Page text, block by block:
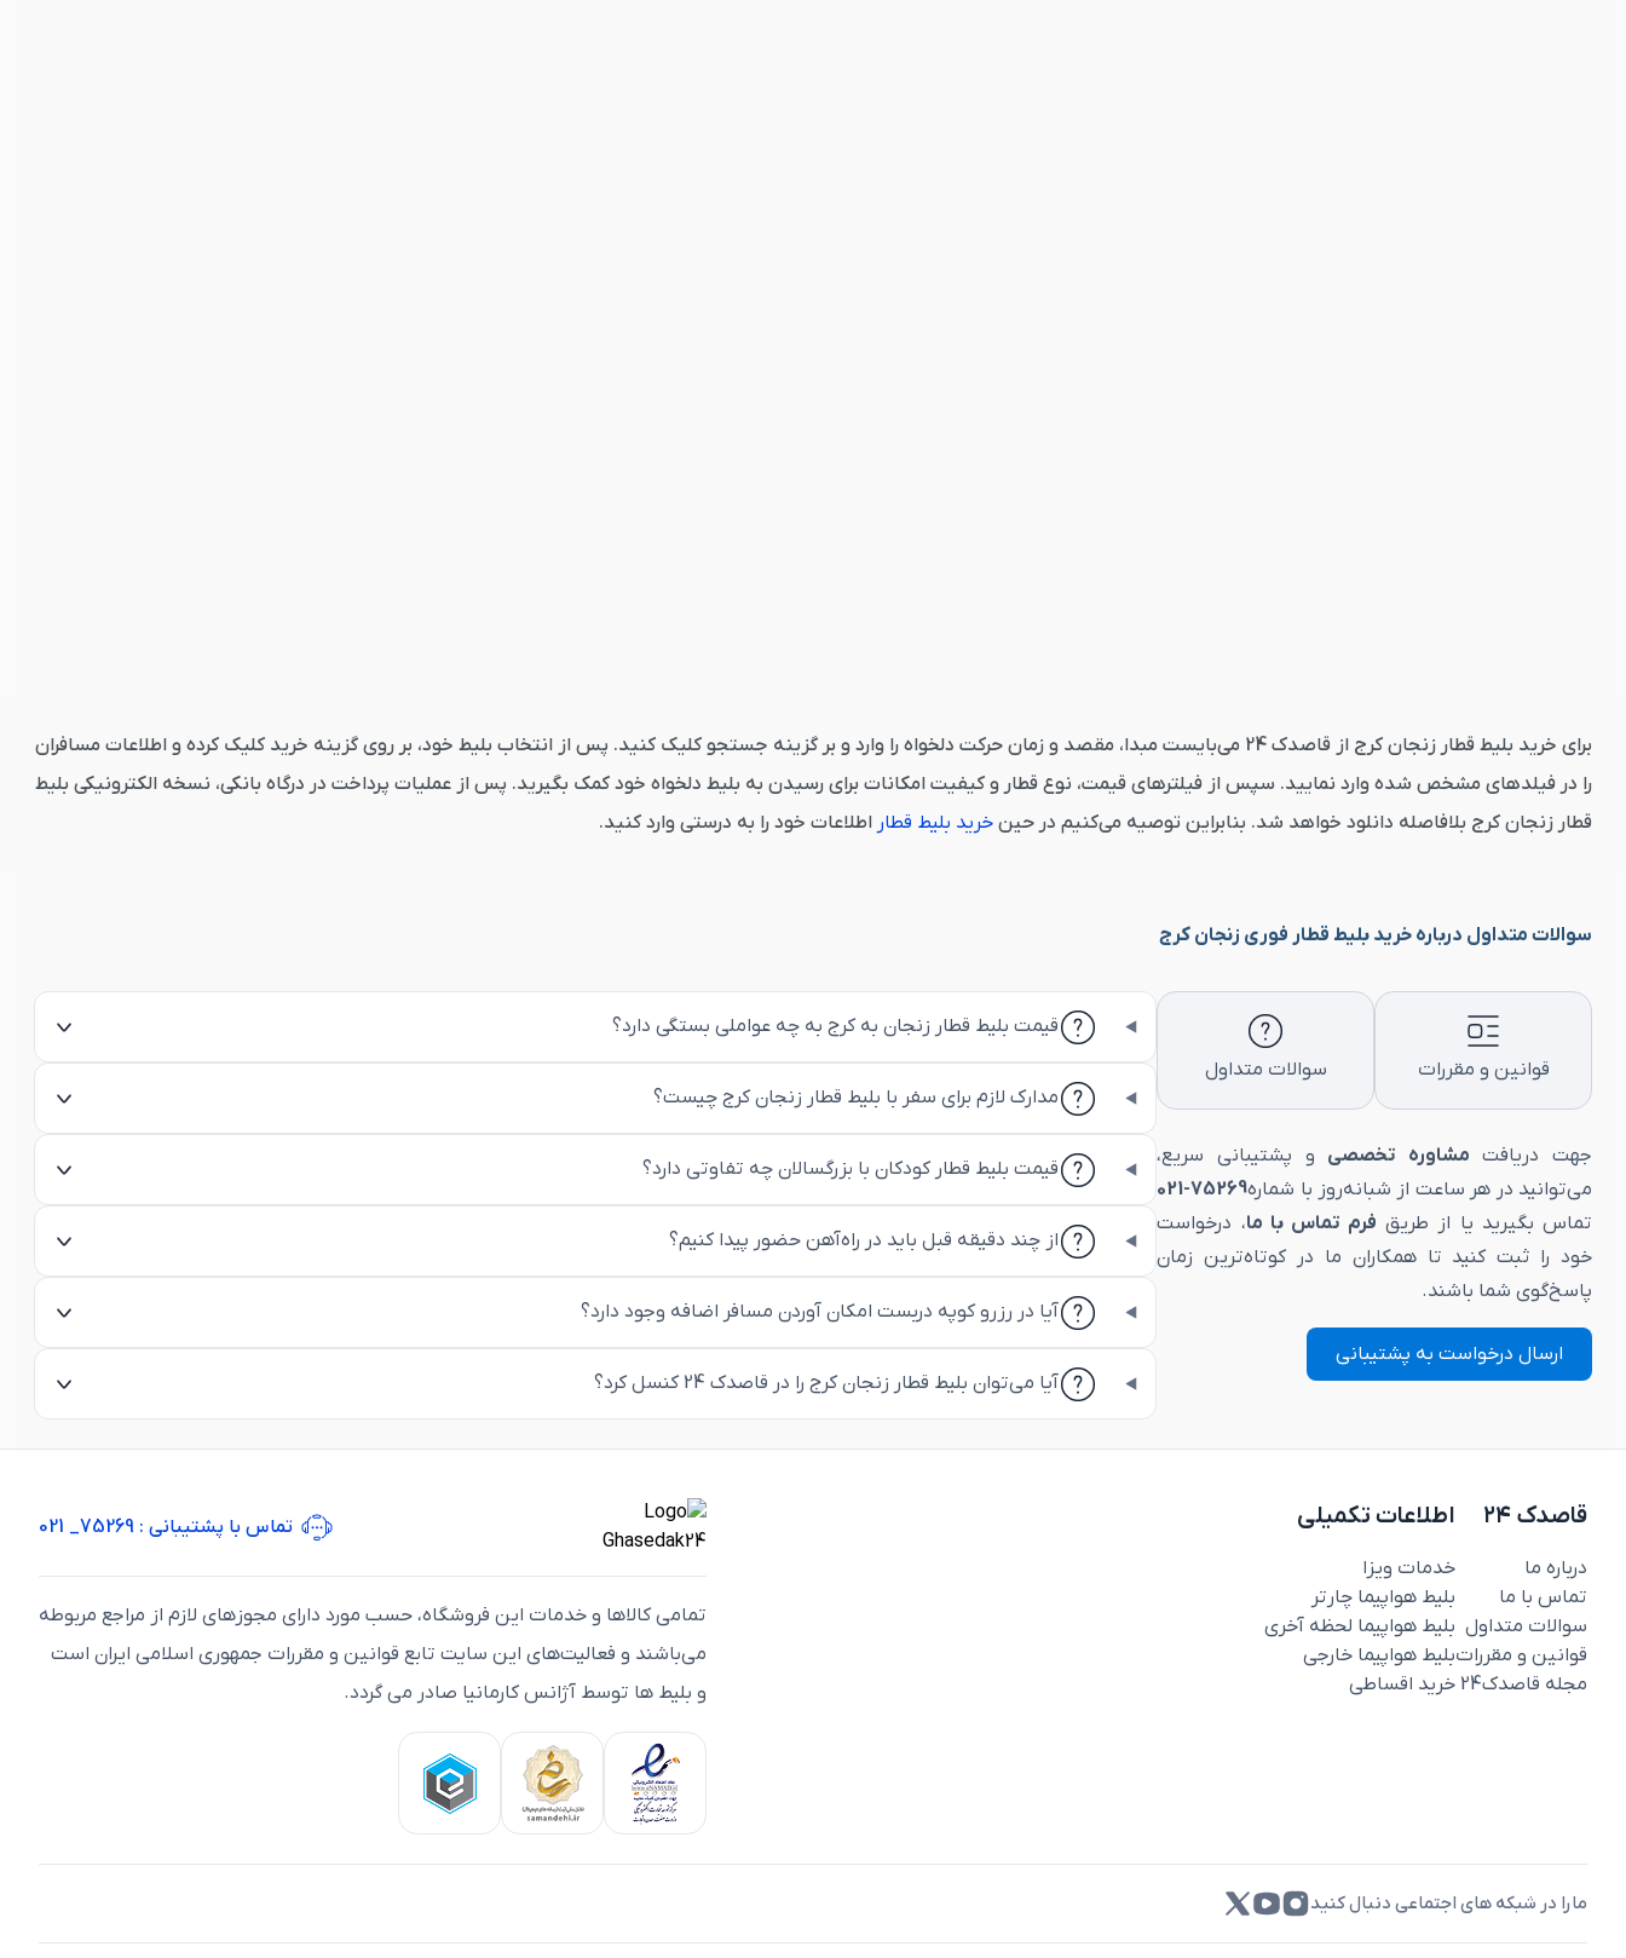
برای خرید بلیط قطار زنجان کرج از قاصدک 24 می‌بایست مبدا، مقصد و زمان حرکت دلخواه را وارد و بر گزینه جستجو کلیک کنید. پس از انتخاب بلیط خود، بر روی گزینه خرید کلیک کرده و اطلاعات مسافران
را در فیلدهای مشخص شده وارد نمایید. سپس از فیلترهای قیمت، نوع قطار و کیفیت امکانات برای رسیدن به بلیط دلخواه خود کمک بگیرید. پس از عملیات پرداخت در درگاه بانکی، نسخه الکترونیکی بلیط
قطار زنجان کرج بلافاصله دانلود خواهد شد. بنابراین توصیه می‌کنیم در حین خرید بلیط قطار اطلاعات خود را به درستی وارد کنید.
سوالات متداول درباره خرید بلیط قطار فوری زنجان کرج
قوانین و مقررات سوالات متداول
جهت دریافت مشاوره تخصصی و پشتیبانی سریع،
می‌توانید در هر ساعت از شبانه‌روز با شماره75269-021
تماس بگیرید یا از طریق فرم تماس با ما، درخواست
خود را ثبت کنید تا همکاران ما در کوتاه‌ترین زمان
پاسخ‌گوی شما باشند.
ارسال درخواست به پشتیبانی
قیمت بلیط قطار زنجان به کرج به چه عواملی بستگی دارد؟
مدارک لازم برای سفر با بلیط قطار زنجان کرج چیست؟
قیمت بلیط قطار کودکان با بزرگسالان چه تفاوتی دارد؟
از چند دقیقه قبل باید در راه‌آهن حضور پیدا کنیم؟
آیا در رزرو کوپه دربست امکان آوردن مسافر اضافه وجود دارد؟
آیا می‌توان بلیط قطار زنجان کرج را در قاصدک 24 کنسل کرد؟
قاصدک ۲۴
درباره ما
تماس با ما
سوالات متداول
قوانین و مقررات
مجله قاصدک‌24
اطلاعات تکمیلی
خدمات ویزا
بلیط هواپیما چارتر
بلیط هواپیما لحظه آخری
بلیط هواپیما خارجی
خرید اقساطی
تماس با پشتیبانی : 75269_ 021
تمامی كالاها و خدمات اين فروشگاه، حسب مورد دارای مجوزهای لازم از مراجع مربوطه
می‌باشند و فعاليت‌های اين سايت تابع قوانين و مقررات جمهوری اسلامی ايران است
و بلیط ها توسط آژانس کارمانیا صادر می گردد.
مارا در شبکه های اجتماعی دنبال کنید